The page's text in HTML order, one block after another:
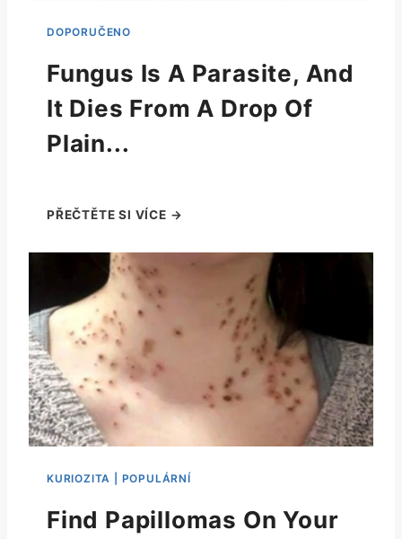
Fungus Is A Parasite, And
It Dies From A Drop Of
Plain...
Find Papillomas On Your